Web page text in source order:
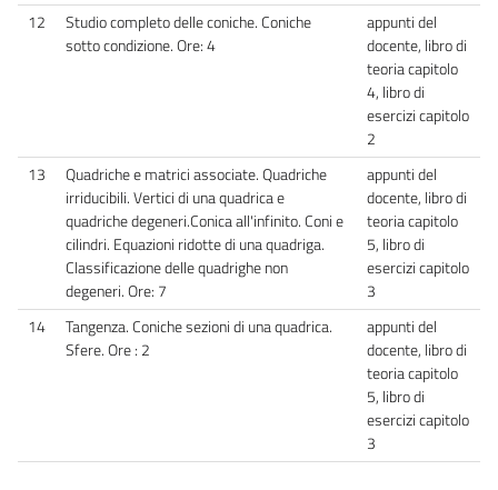
12
Studio completo delle coniche. Coniche
sotto condizione. Ore: 4
appunti del
docente, libro di
teoria capitolo
4, libro di
esercizi capitolo
2
13
Quadriche e matrici associate. Quadriche
irriducibili. Vertici di una quadrica e
quadriche degeneri.Conica all'infinito. Coni e
cilindri. Equazioni ridotte di una quadriga.
Classificazione delle quadrighe non
degeneri. Ore: 7
appunti del
docente, libro di
teoria capitolo
5, libro di
esercizi capitolo
3
14
Tangenza. Coniche sezioni di una quadrica.
Sfere. Ore : 2
appunti del
docente, libro di
teoria capitolo
5, libro di
esercizi capitolo
3